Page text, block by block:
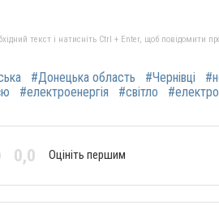
текст і натисніть Ctrl + Enter, щоб повідомити
#Донецька область #Чернівці
#електроенергія #світло
0,0 Оцініть першим